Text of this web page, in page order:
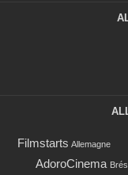
Filmstarts Allemagne
AdoroCinema